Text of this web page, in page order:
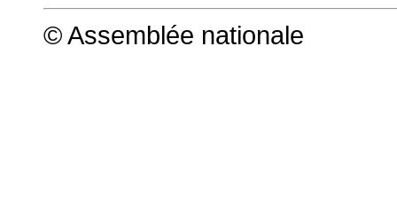
© Assemblée nationale